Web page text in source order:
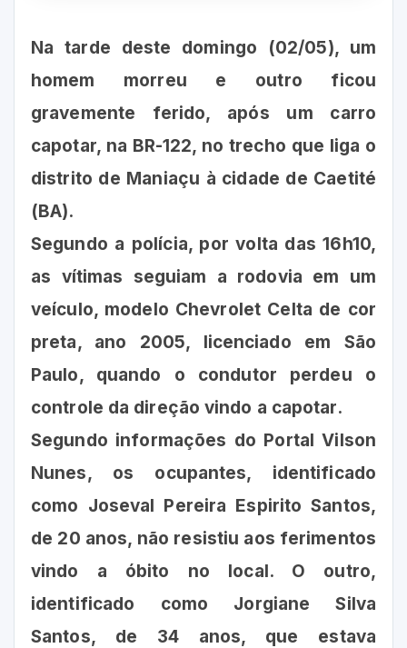
Na tarde deste domingo (02/05), um
homem morreu e outro ficou
gravemente ferido, após um carro
capotar, na BR-122, no trecho que liga o
distrito de Maniaçu à cidade de Caetité
(BA).
Segundo a polícia, por volta das 16h10,
as vítimas seguiam a rodovia em um
veículo, modelo Chevrolet Celta de cor
preta, ano 2005, licenciado em São
Paulo, quando o condutor perdeu o
controle da direção vindo a capotar.
Segundo informações do Portal Vilson
Nunes, os ocupantes, identificado
como Joseval Pereira Espirito Santos,
de 20 anos, não resistiu aos ferimentos
vindo a óbito no local. O outro,
identificado como Jorgiane Silva
Santos, de 34 anos, que estava